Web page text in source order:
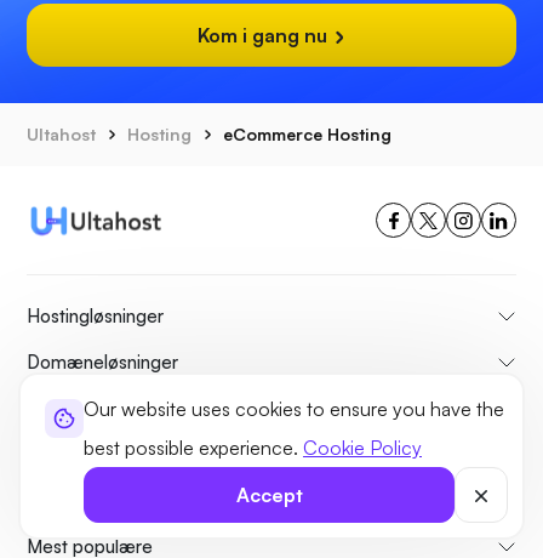
Our website uses cookies to ensure you have the
best possible experience. Cookie Policy
Accept
Kom i gang nu
Ultahost Hosting eCommerce Hosting
Hostingløsninger
Domæneløsninger
Information
Mest populære